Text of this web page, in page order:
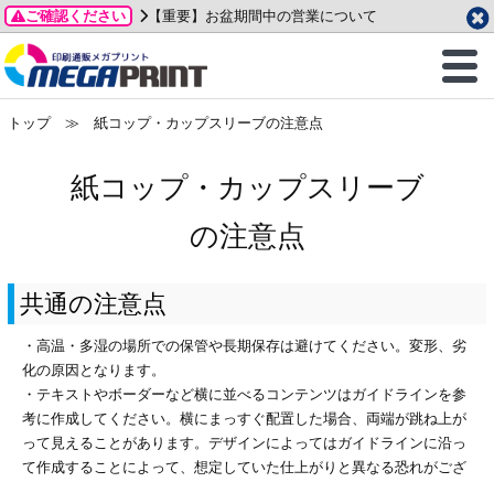
ご確認ください
【重要】お盆期間中の営業について
商品一覧
グッズ
業ツール印刷
ィ・販促グッズ
＆盛り上げ印刷
イズ
ご利用ガイド
お客様へ
ついて
/送料について
刷
ード印刷
ムカード
印刷
型マル型印刷
ー印刷
データ作成ガイド
成前に
テンプレート
ード印刷
名刺印刷
ード印刷
刷
印刷
印刷
一覧
質問FAQ
プル請求
2026年 8月
金
11 12 13
15
21
22
31
月
火 水
1
2 3 4
5
7
8 9 10 11
12
14
15 16 17 18
19
トップ≫ 紙コップ・カップスリーブの注意点
紙コップ・カップスリーブ
の注意点
共通の注意点
・高温・多湿の場所での保管や長期保存は避けてください。変形、劣
化の原因となります。
・テキストやボーダーなど横に並べるコンテンツはガイドラインを参
考に作成してください。横にまっすぐ配置した場合、両端が跳ね上が
って見えることがあります。デザインによってはガイドラインに沿っ
て作成することによって、想定していた仕上がりと異なる恐れがござ